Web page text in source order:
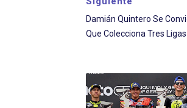
Damián Quintero Se
Que Colecciona Tres